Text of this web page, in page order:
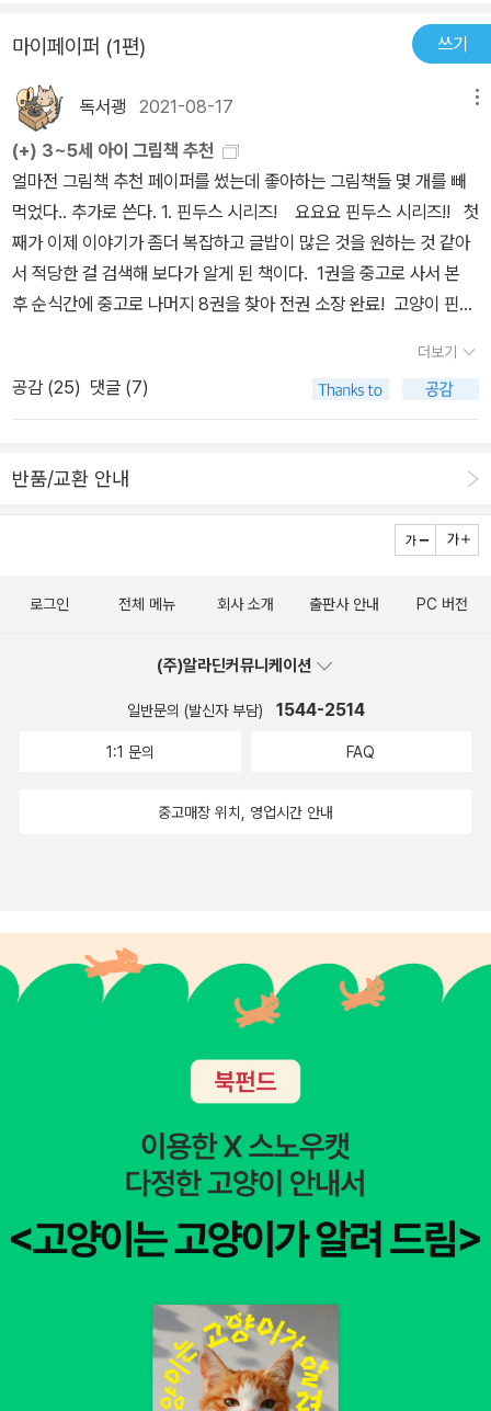
마이페이퍼 (1편) 쓰기
독서괭 2021-08-17
(+) 3~5세 아이 그림책 추천
얼마전 그림책 추천 페이퍼를 썼는데 좋아하는 그림책들 몇 개를 빼
먹었다.. 추가로 쓴다. 1. 핀두스 시리즈! 요요요 핀두스 시리즈!! 첫
째가 이제 이야기가 좀더 복잡하고 글밥이 많은 것을 원하는 것 같아
서 적당한 걸 검색해 보다가 알게 된 책이다. 1권을 중고로 사서 본
후 순식간에 중고로 나머지 8권을 찾아 전권 소장 완료! 고양이 핀두
고냥이가 나오니 귀여움은 장착했고. 마을 풍경이라든지 둘이 사는
집 내부 소품 등이 아기자기하게 그려져 있어 볼 맛이 난다. 스웨덴 작
품이라 그런가, 뭔가 자족하는 삶의 냄새가 나.. 어떤 문제가 생겼을
기 좋다. 아이들도 재미있어 하지만 내가 더 좋아하는 듯... 글밥이 제
랄'이라는 표현이 나오는 점에 유의하세요. 아래 사진들은 <핀두스,
두스(사진1). 할아버지와 즐겁게 시간을 보내던 어느날, 핀두스가 사
함께 다정한 시간을 보내는 마지막컷(사진3). 2. 아기곰 시리즈! 이
것도 참으로 사랑스러운 그림책이다. 아기곰의 가족들이 주인공. <
나가버린 아기곰. 아빠곰의 아기곰을 찾기 위한 여정. <아기곰의 여
사라져 아빠곰이 찾아다닌다. 숨은그림찾기 하듯 아기곰을 찾는 재미
사진은 <아기곰의 여행> 첫 장면. 지붕 위에서 겨울을 나려던 아빠곰
과 아기곰이 눈이 내리는 바람에 다른 곳을 찾아 돌아다니는 장면이
다. 발자국과 엉덩이 자국 등을 따라가면 아빠곰과 아기곰을 찾을 수
들어왔다는 소식을 받았다. 언제 들어오나~ 그 전에 장바구니 질러버
리면 안 되는데 하고 전전긍긍하고 있었는데 ㅋㅋ 오늘밤은 행복한
더보기
공감 (25) 댓글 (7)
반품/교환 안내
로그인 전체 메뉴 회사 소개 출판사 안내 PC 버전
(주)알라딘커뮤니케이션
일반문의 (발신자 부담) 1544-2514
1:1 문의 FAQ
중고매장 위치, 영업시간 안내